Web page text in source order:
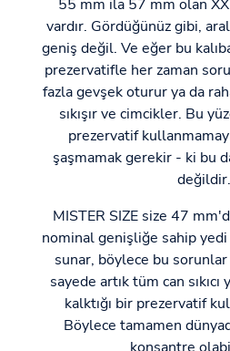
55 mm ila 57 mm olan
vardır. Gördüğünüz gibi,
geniş değil. Ve eğer bu
prezervatifle her zaman
fazla gevşek oturur ya da
sıkışır ve cimcikler. Bu
prezervatif
şaşmamak gerekir - ki bu
değildir.
MISTER SIZE size 47
nominal genişliğe sahip
sunar, böylece bu sorunlar
sayede artık tüm can
kalktığı bir prezervatif
Böylece tamamen